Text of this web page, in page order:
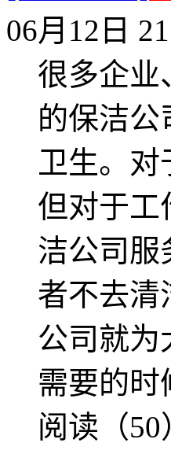
06月12日
很多企业
的保洁公
卫生。
但对于工
洁公司服
者不去清
公司就为
需要的时
阅读（50